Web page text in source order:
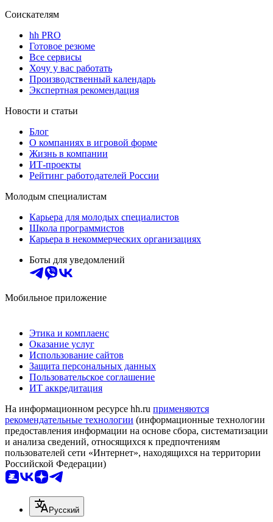
Соискателям
hh PRO
Готовое резюме
Все сервисы
Хочу у вас работать
Производственный календарь
Экспертная рекомендация
Новости и статьи
Блог
О компаниях в игровой форме
Жизнь в компании
ИТ-проекты
Рейтинг работодателей России
Молодым специалистам
Карьера для молодых специалистов
Школа программистов
Карьера в некоммерческих организациях
Боты для уведомлений
Мобильное приложение
Этика и комплаенс
Оказание услуг
Использование сайтов
Защита персональных данных
Пользовательское соглашение
ИТ аккредитация
На информационном ресурсе hh.ru применяются
рекомендательные технологии (информационные технологии
предоставления информации на основе сбора, систематизации
и анализа сведений, относящихся к предпочтениям
пользователей сети «Интернет», находящихся на территории
Российской Федерации)
Русский